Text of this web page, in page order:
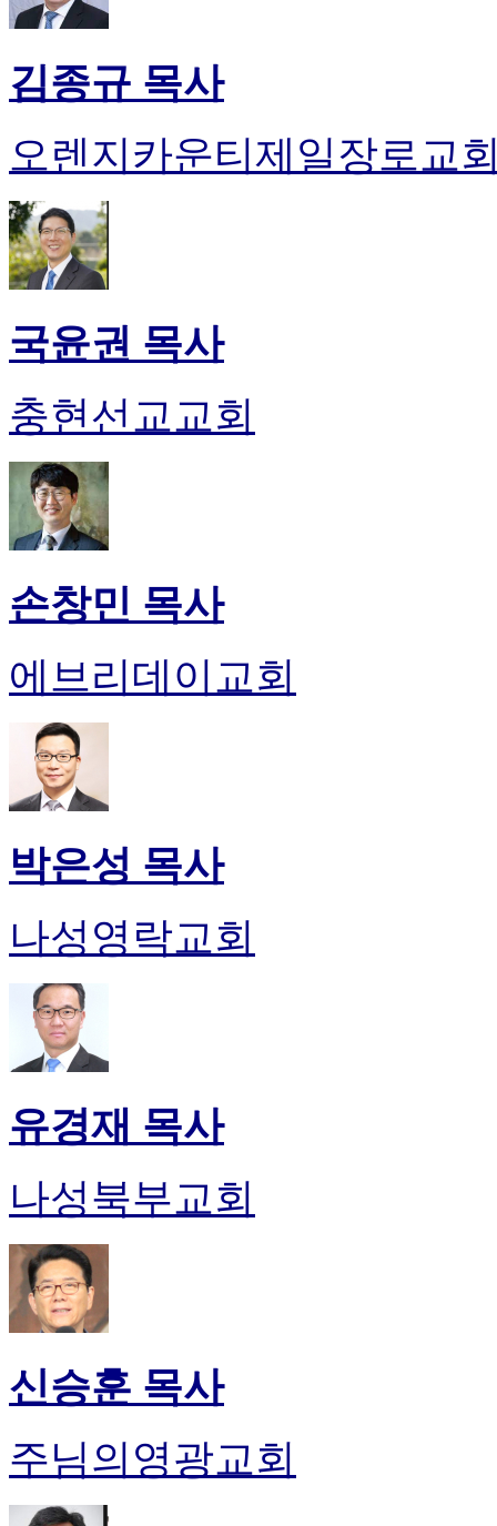
시
간
출
김종규 목사
오렌지카운티제일장로교
국윤권 목사
충현선교교회
손창민 목사
에브리데이교회
박은성 목사
나성영락교회
유경재 목사
나성북부교회
신승훈 목사
주님의영광교회